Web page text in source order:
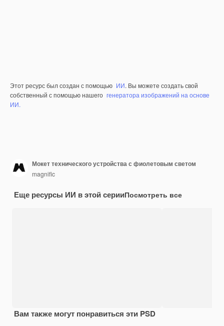
Этот ресурс был создан с помощью ИИ. Вы можете создать свой
собственный с помощью нашего генератора изображений на основе
ИИ.
Мокет технического устройства с фиолетовым светом
magnific
Еще ресурсы ИИ в этой серииПосмотреть все
Вам также могут понравиться эти PSD